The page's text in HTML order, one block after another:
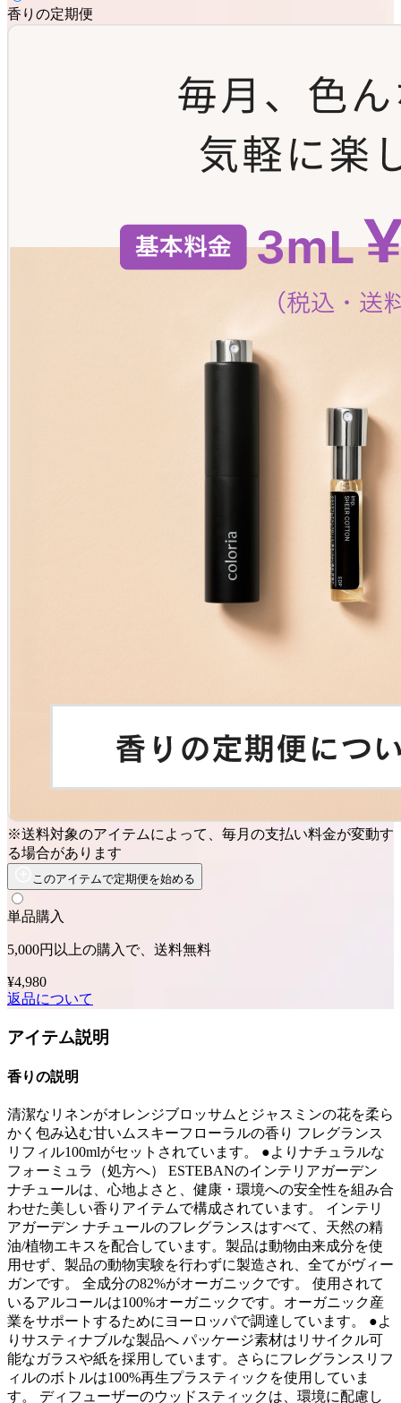
香りの定期便
※送料対象のアイテムによって、毎月の支払い料金が変動す
る場合があります
このアイテムで定期便を始める
単品購入
5,000円以上の購入で、送料無料
¥4,980
返品について
アイテム説明
香りの説明
清潔なリネンがオレンジブロッサムとジャスミンの花を柔ら
かく包み込む甘いムスキーフローラルの香り フレグランス
リフィル100mlがセットされています。 ●よりナチュラルな
フォーミュラ（処方へ） ESTEBANのインテリアガーデン
ナチュールは、心地よさと、健康・環境への安全性を組み合
わせた美しい香りアイテムで構成されています。 インテリ
アガーデン ナチュールのフレグランスはすべて、天然の精
油/植物エキスを配合しています。製品は動物由来成分を使
用せず、製品の動物実験を行わずに製造され、全てがヴィー
ガンです。 全成分の82%がオーガニックです。 使用されて
いるアルコールは100%オーガニックです。オーガニック産
業をサポートするためにヨーロッパで調達しています。 ●よ
りサスティナブルな製品へ パッケージ素材はリサイクル可
能なガラスや紙を採用しています。さらにフレグランスリフ
ィルのボトルは100%再生プラスティックを使用していま
す。 ディフューザーのウッドスティックは、環境に配慮し